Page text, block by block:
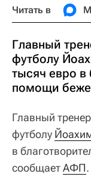
Читать в
Главный
футболу
тысяч евро в
помощи
Главный
футболу
в
сообщаетАФП.